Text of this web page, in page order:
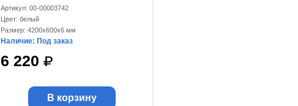
Артикул: 00-00003742
Цвет: белый
Размер: 4200x600x6 мм
Наличие: Под заказ
6 220
В корзину